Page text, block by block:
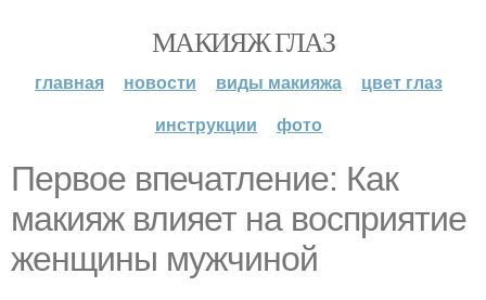
МАКИЯЖ ГЛАЗ
главная новости виды макияжа
цвет глаз
инструкции
фото
Первое впечатление: Как
макияж влияет на восприятие
женщины мужчиной